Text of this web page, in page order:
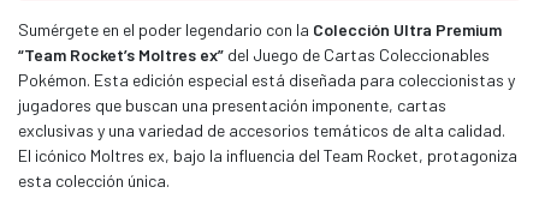
Sumérgete en el poder legendario con la Colección Ultra Premium
“Team Rocket’s Moltres ex” del Juego de Cartas Coleccionables
Pokémon. Esta edición especial está diseñada para coleccionistas y
jugadores que buscan una presentación imponente, cartas
exclusivas y una variedad de accesorios temáticos de alta calidad.
El icónico Moltres ex, bajo la influencia del Team Rocket, protagoniza
esta colección única.